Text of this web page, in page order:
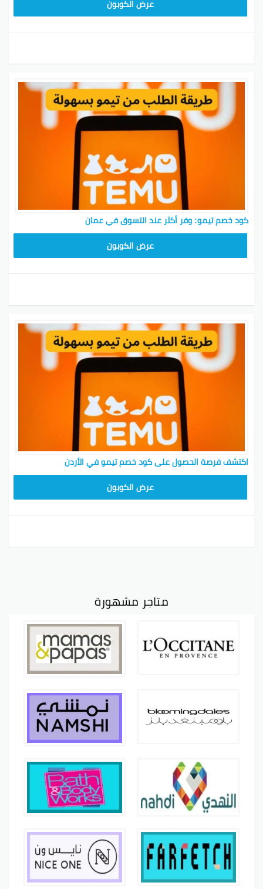
عرض الكوبون
كود خصم تيمو: وفر أكثر عند التسوق في عمان
عرض الكوبون
اكتشف فرصة الحصول على كود خصم تيمو في الأردن
عرض الكوبون
متاجر مشهورة